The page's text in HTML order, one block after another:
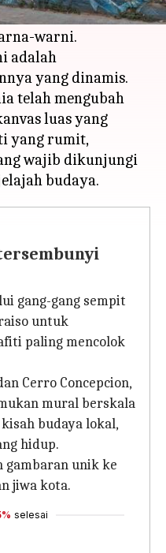
rumah-rumah di
warni.
adalah
yang dinamis.
telah mengubah
luas yang
yang rumit,
wajib dikunjungi
gang-gang sempit
untuk
paling mencolok
Cerro Concepcion,
mural berskala
budaya lokal,
hidup.
gambaran unik ke
jiwa kota.
selesai